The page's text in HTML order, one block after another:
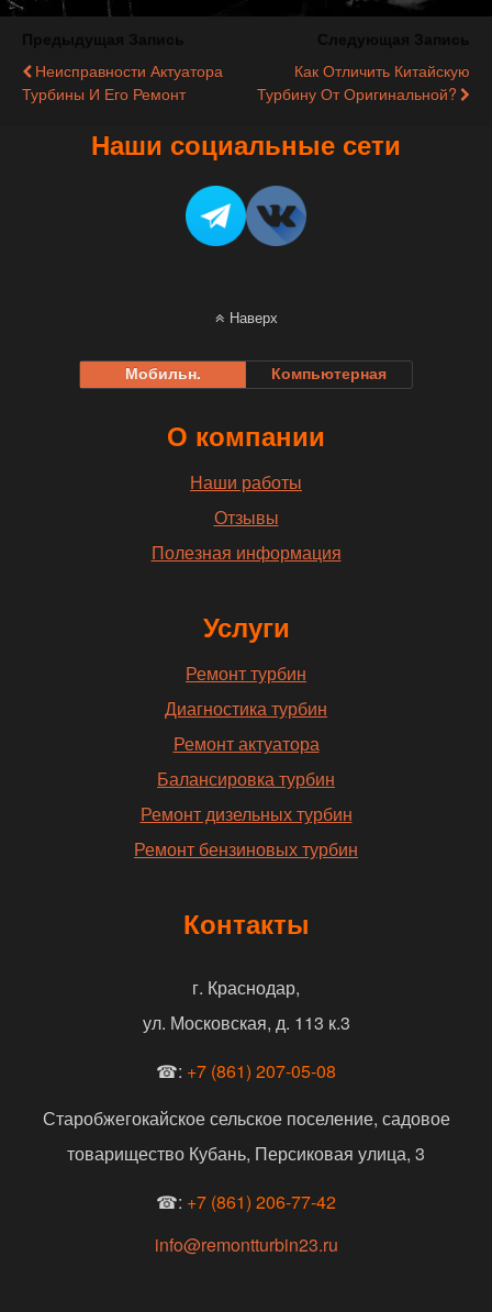
Неисправности Актуатора
Турбины И Его Ремонт
Как Отличить Китайскую
Турбину От Оригинальной?
Наши социальные сети
Наверх
Мобильн. Компьютерная
О компании
Наши работы
Отзывы
Полезная информация
Услуги
Ремонт турбин
Диагностика турбин
Ремонт актуатора
Балансировка турбин
Ремонт дизельных турбин
Ремонт бензиновых турбин
Контакты
г. Краснодар,
ул. Московская, д. 113 к.3
☎: +7 (861) 207-05-08
Старобжегокайское сельское поселение, садовое
товарищество Кубань, Персиковая улица, 3
☎: +7 (861) 206-77-42
info@remontturbin23.ru